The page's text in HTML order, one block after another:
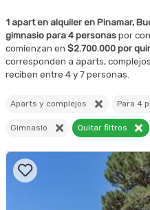
1 apart en alquiler en Pinamar,
gimnasio para 4 personas por
comienzan en $2.700.000 por
corresponden a aparts,
reciben entre 4 y 7 personas.
Aparts y complejos Para 4
Gimnasio Quitar filtros